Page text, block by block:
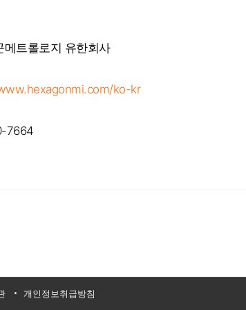
메트롤로지 유한회사
ko-kr
7664
개인정보취급방침